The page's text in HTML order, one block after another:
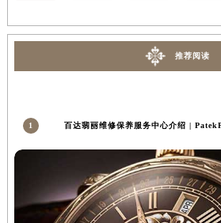
推荐阅读
1 百达翡丽维修保养服务中心介绍 |